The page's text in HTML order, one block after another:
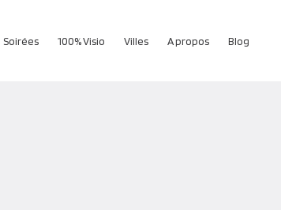
Soirées 100% Visio Villes A propos Blog